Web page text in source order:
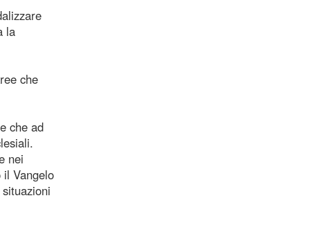
la
che
che ad
nei
il Vangelo